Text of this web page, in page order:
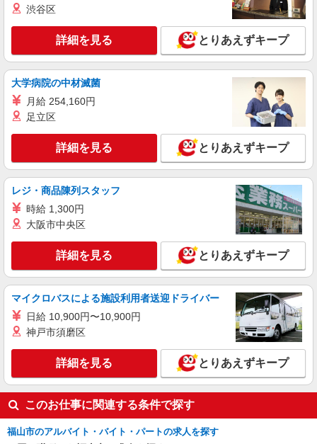
アルバイト
ジョリーパスタ 野上店
キッチン（フード）スタッフ
時給1150円 ※22:00以降は時給1438円 ※高校
生時給1100円 ※労働組合費あり（基本時給×月間
時間数×1.8％） ■土日・祝手当 土日・祝は時給＋
詳細を見る
パート
すき家 福山多治米店
すき家の店舗スタッフ（接客・調理・清掃な
キープ 詳細を見る
アルバイト パート
丸亀製麺松永店
時給1250円〜 ☆22時以降は時給25％UP（深夜
割増有）
広島県福山市高西町４－４－５
キープ
渋谷区
詳細を見る とりあえずキープ
大学病院の中材滅菌
月給 254,160円
足立区
詳細を見る とりあえずキープ
レジ・商品陳列スタッフ
時給 1,300円
大阪市中央区
詳細を見る とりあえずキープ
マイクロバスによる施設利用者送迎ドライバー
日給 10,900円〜10,900円
神戸市須磨区
詳細を見る とりあえずキープ
このお仕事に関連する条件で探す
福山市のアルバイト・バイト・パートの求人を探す